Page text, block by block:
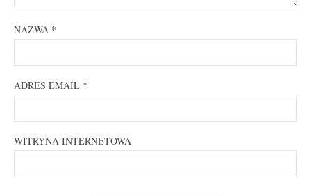
NAZWA *
ADRES EMAIL *
WITRYNA INTERNETOWA